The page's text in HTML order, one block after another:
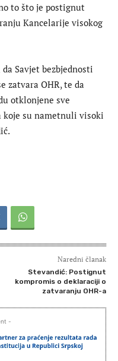
to što je postignut
Kancelarije visokog
Savjet bezbjednosti
zatvara OHR, te da
otklonjene sve
koje su nametnuli visoki
Naredni članak
Stevandić: Postignut
kompromis o deklaraciji o
zatvaranju OHR-a
-